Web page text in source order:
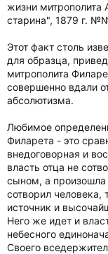
жизни митрополита
старина", 1879 г.
Этот факт столь
для образца,
митрополита
совершенно вдали
абсолютизма.
Любимое
Филарета - это
внедоговорная и
власть отца не
сыном, а произошла
сотворил человека,
источник и
Него же идет и
небесного
Своего